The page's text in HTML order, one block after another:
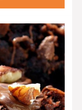
mozarela
y fresa